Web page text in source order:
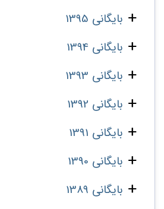
بایگانی 1395
بایگانی 1394
بایگانی 1393
بایگانی 1392
بایگانی 1391
بایگانی 1390
بایگانی 1389